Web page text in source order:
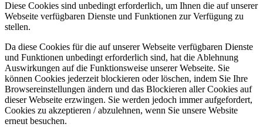
Diese Cookies sind unbedingt erforderlich, um Ihnen die auf unserer
Webseite verfügbaren Dienste und Funktionen zur Verfügung zu
stellen.
Da diese Cookies für die auf unserer Webseite verfügbaren Dienste
und Funktionen unbedingt erforderlich sind, hat die Ablehnung
Auswirkungen auf die Funktionsweise unserer Webseite. Sie
können Cookies jederzeit blockieren oder löschen, indem Sie Ihre
Browsereinstellungen ändern und das Blockieren aller Cookies auf
dieser Webseite erzwingen. Sie werden jedoch immer aufgefordert,
Cookies zu akzeptieren / abzulehnen, wenn Sie unsere Website
erneut besuchen.